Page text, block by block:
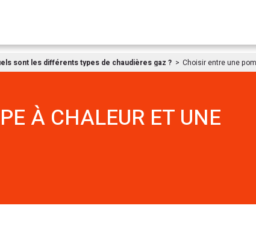
sont les différents types de chaudières gaz ? Choisir entre une
À CHALEUR ET UNE